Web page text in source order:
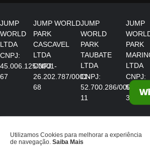
JUMP
WORLD
LTDA
CNPJ:
45.006.125/0001-
67
JUMP WORLD
PARK
CASCAVEL
LTDA
CNPJ:
26.202.787/0001-
68
JUMP
WORLD
PARK
TAUBATE
LTDA
CNPJ:
52.700.286/0001-
11
JUMP
PARK
LTDA
CNPJ:
37
Copyright © 2026. Todos os direitos